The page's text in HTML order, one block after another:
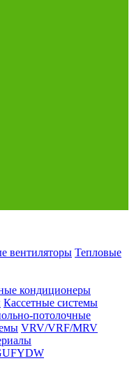
вентиляторы Тепловые
кондиционеры
Кассетные системы
потолочные
VRV/VRF/MRV